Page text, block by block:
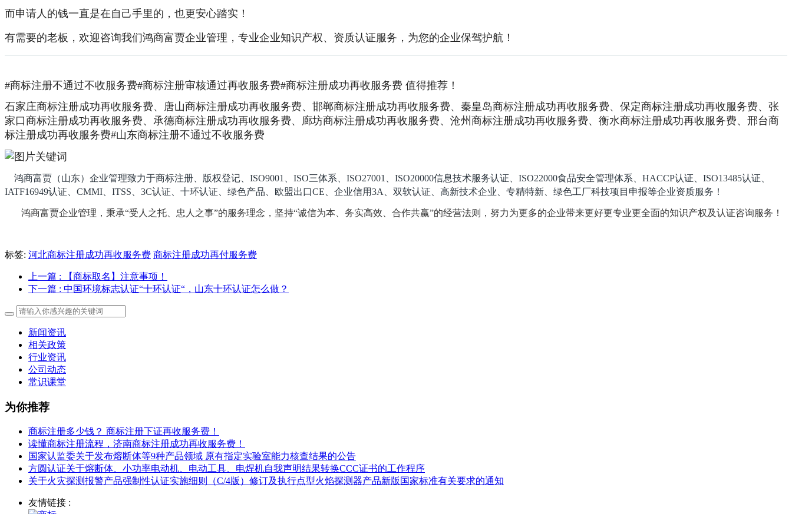
而申请人的钱一直是在自己手里的，也更安心踏实！
有需要的老板，欢迎咨询我们鸿商富贾企业管理，专业企业知识产权、资质认证服务，为您的企业保驾护航！
#商标注册不通过不收服务费#商标注册审核通过再收服务费#商标注册成功再收服务费 值得推荐！
石家庄商标注册成功再收服务费、唐山商标注册成功再收服务费、邯郸商标注册成功再收服务费、秦皇岛商标注册成功再收服务费、保定商标注册成功再收服务费、张
家口商标注册成功再收服务费、承德商标注册成功再收服务费、廊坊商标注册成功再收服务费、沧州商标注册成功再收服务费、衡水商标注册成功再收服务费、邢台商
标注册成功再收服务费#山东商标注册不通过不收服务费
鸿商富贾（山东）企业管理致力于商标注册、版权登记、ISO9001、ISO三体系、ISO27001、ISO20000信息技术服务认证、ISO22000食品安全管理体系、HACCP认证、ISO13485认证、
IATF16949认证、CMMI、ITSS、3C认证、十环认证、绿色产品、欧盟出口CE、企业信用3A、双软认证、高新技术企业、专精特新、绿色工厂科技项目申报等企业资质服务！
鸿商富贾企业管理，秉承“受人之托、忠人之事”的服务理念，坚持“诚信为本、务实高效、合作共赢”的经营法则，努力为更多的企业带来更好更专业更全面的知识产权及认证咨询服务！
标签: 河北商标注册成功再收服务费 商标注册成功再付服务费
上一篇 : 【商标取名】注意事项！
下一篇 : 中国环境标志认证“十环认证“，山东十环认证怎么做？
新闻资讯
相关政策
行业资讯
公司动态
常识课堂
为你推荐
商标注册多少钱？ 商标注册下证再收服务费！
读懂商标注册流程，济南商标注册成功再收服务费！
国家认监委关于发布熔断体等9种产品领域 原有指定实验室能力核查结果的公告
方圆认证关于熔断体、小功率电动机、电动工具、电焊机自我声明结果转换CCC证书的工作程序
关于火灾探测报警产品强制性认证实施细则（C/4版）修订及执行点型火焰探测器产品新版国家标准有关要求的通知
友情链接 :